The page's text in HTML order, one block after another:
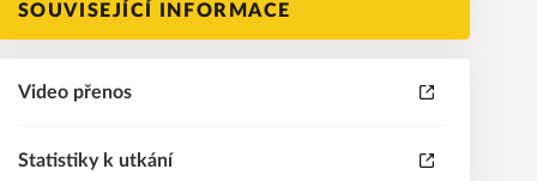
SOUVISEJÍCÍ INFORMACE
Video přenos
Statistiky k utkání